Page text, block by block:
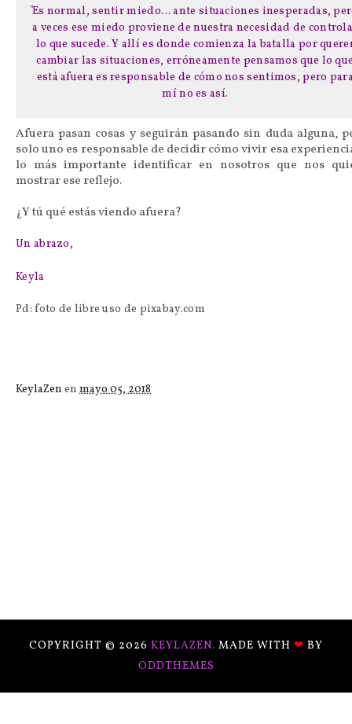
Es normal, sentir miedo… ante situaciones inesperadas,
a veces ese miedo proviene de nuestra necesidad de
lo que sucede. Y allí es donde comienza la batalla por
cambiar las situaciones, erróneamente pensamos que lo
está afuera es responsable de cómo nos sentimos, pero
mí no es así.
Afuera pasan cosas y seguirán pasando sin duda alguna,
solo uno es responsable de decidir cómo vivir esa
lo más importante identificar en nosotros que nos
mostrar ese reflejo.
¿Y tú qué estás viendo afuera?
Un abrazo,
Keyla
Pd: foto de libre uso de pixabay.com
KeylaZen en mayo 05, 2018
COPYRIGHT © 2026 KEYLAZEN. MADE WITH ❤ BY
ODDTHEMES